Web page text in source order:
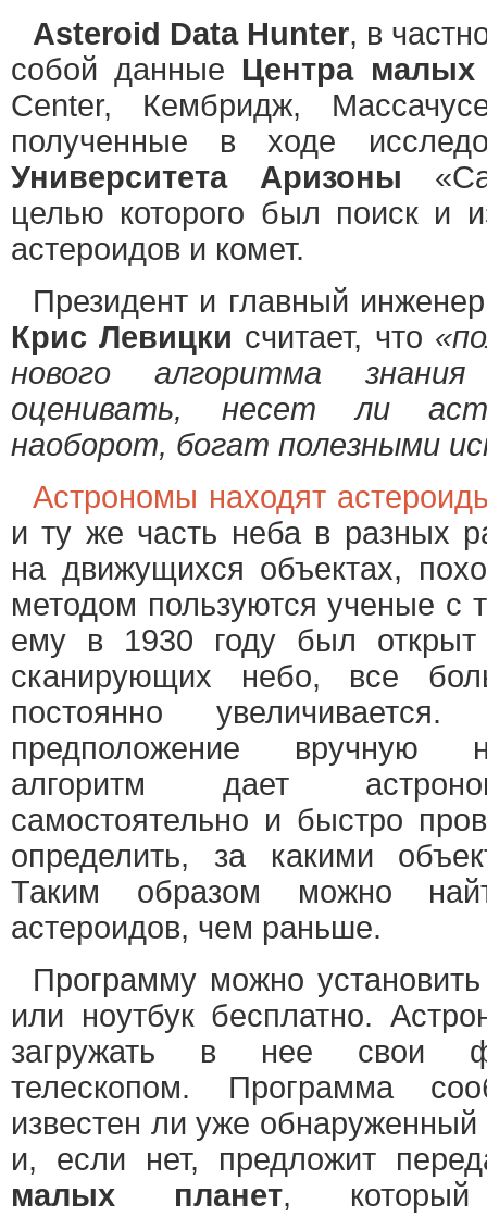
Asteroid Data Hunter, в
собой данные Центра малых
Center, Кембридж,
полученные в ходе
Университета Аризоны
целью которого был поиск и
астероидов и комет.
Президент и главный
Крис Левицки считает, что
нового алгоритма
оценивать, несет ли
наоборот, богат полезными
Астрономы находят
и ту же часть неба в разных
на движущихся объектах,
методом пользуются ученые с
ему в 1930 году был открыт
сканирующих небо, все
постоянно
предположение вручную
алгоритм дает
самостоятельно и быстро
определить, за какими
Таким образом можно
астероидов, чем раньше.
Программу можно
или ноутбук бесплатно.
загружать в нее свои
телескопом. Программа
известен ли уже
и, если нет, предложит
малых планет, который